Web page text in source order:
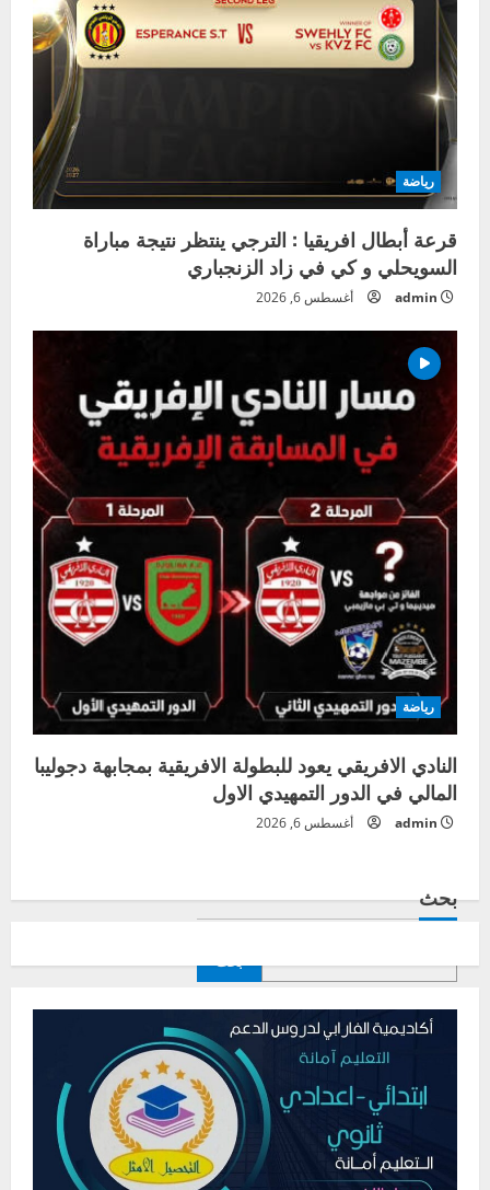
رياضة
قرعة أبطال افريقيا : الترجي ينتظر نتيجة مباراة
السويحلي و كي في زاد الزنجباري
admin أغسطس 6, 2026
رياضة
النادي الافريقي يعود للبطولة الافريقية بمجابهة دجوليبا
المالي في الدور التمهيدي الاول
admin أغسطس 6, 2026
بحث
بحث